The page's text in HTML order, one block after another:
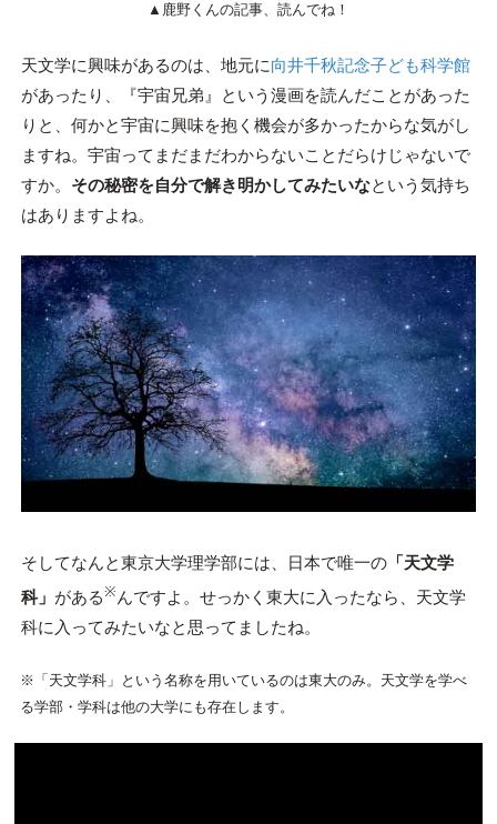
▲鹿野くんの記事、読んでね！
天文学に興味があるのは、地元に向井千秋記念子ども科学館
があったり、『宇宙兄弟』という漫画を読んだことがあった
りと、何かと宇宙に興味を抱く機会が多かったからな気がし
ますね。宇宙ってまだまだわからないことだらけじゃないで
すか。 その秘密を自分で解き明かしてみたいなという気持ち
はありますよね。
そしてなんと東京大学理学部には、日本で唯一の「天文学
科」 がある※ んですよ。せっかく東大に入ったなら、天文学
科に入ってみたいなと思ってましたね。
※「天文学科」という名称を用いているのは東大のみ。天文学を学べ
る学部・学科は他の大学にも存在します。